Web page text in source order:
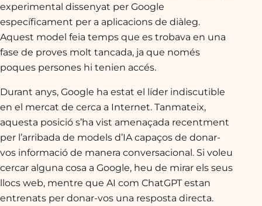
experimental dissenyat per Google
específicament per a aplicacions de diàleg.
Aquest model feia temps que es trobava en una
fase de proves molt tancada, ja que només
poques persones hi tenien accés.
Durant anys, Google ha estat el líder indiscutible
en el mercat de cerca a Internet. Tanmateix,
aquesta posició s’ha vist amenaçada recentment
per l’arribada de models d’IA capaços de donar-
vos informació de manera conversacional. Si voleu
cercar alguna cosa a Google, heu de mirar els seus
llocs web, mentre que AI com ChatGPT estan
entrenats per donar-vos una resposta directa.